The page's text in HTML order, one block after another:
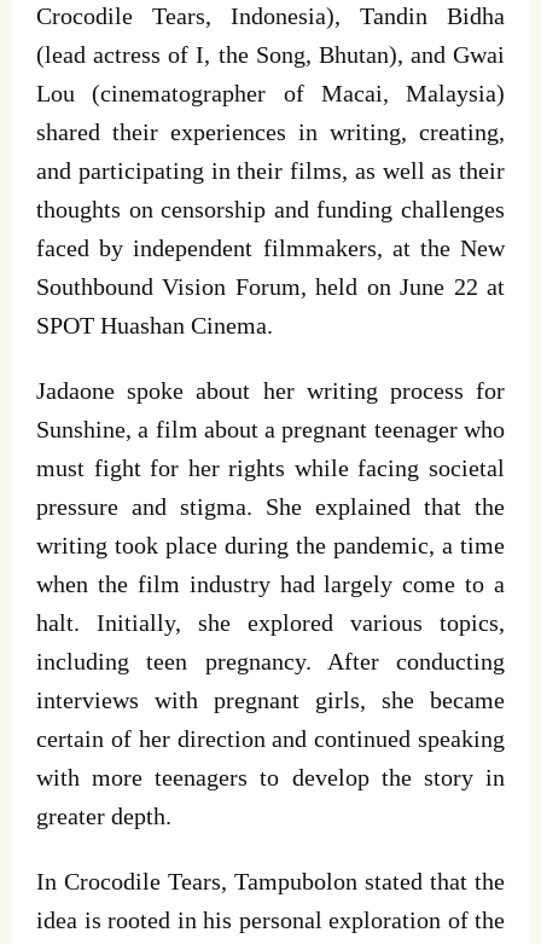
Crocodile Tears, Indonesia), Tandin Bidha
(lead actress of I, the Song, Bhutan), and Gwai
Lou (cinematographer of Macai, Malaysia)
shared their experiences in writing, creating,
and participating in their films, as well as their
thoughts on censorship and funding challenges
faced by independent filmmakers, at the New
Southbound Vision Forum, held on June 22 at
SPOT Huashan Cinema.
Jadaone spoke about her writing process for
Sunshine, a film about a pregnant teenager who
must fight for her rights while facing societal
pressure and stigma. She explained that the
writing took place during the pandemic, a time
when the film industry had largely come to a
halt. Initially, she explored various topics,
including teen pregnancy. After conducting
interviews with pregnant girls, she became
certain of her direction and continued speaking
with more teenagers to develop the story in
greater depth.
In Crocodile Tears, Tampubolon stated that the
idea is rooted in his personal exploration of the